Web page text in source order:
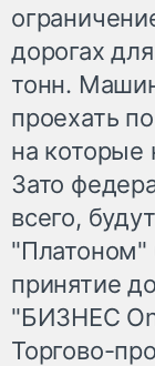
дорогах
тонн.
проехать
на которые
Зато
всего,
"Платоном"
принятие
"БИЗНЕС
Торгово-